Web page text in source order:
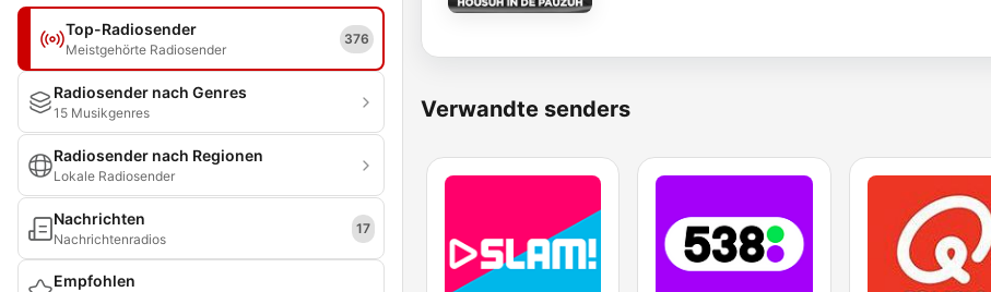
Top-Radiosender
Meistgehörte Radiosender
376
Radiosender nach Genres
15 Musikgenres
Radiosender nach Regionen
Lokale Radiosender
Nachrichten
Nachrichtenradios
17
Empfohlen
Verwandte senders